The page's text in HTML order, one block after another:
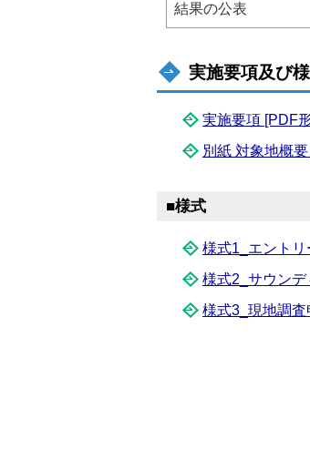
結果の公表
実施要項及び
実施要項 [PDF
別紙 対象地概
■様式
様式1_エント
様式2_サウン
様式3_現地調